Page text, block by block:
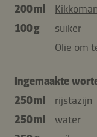
200 ml
100 g
suiker
Olie om
Ingemaakte
250 ml
rijstazijn
250 ml
water